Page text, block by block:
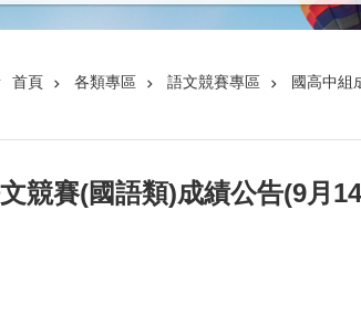
首頁 各類專區 語文競賽專區 國高中組
競賽(國語類)成績公告(9月